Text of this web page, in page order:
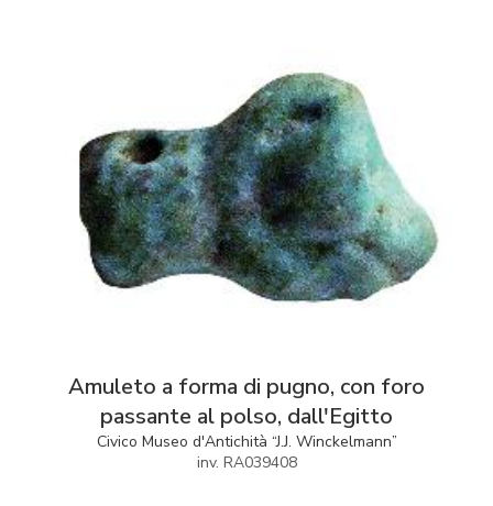
Amuleto a forma di pugno, con foro
passante al polso, dall'Egitto
Civico Museo d'Antichità “J.J. Winckelmann”
inv. RA039408